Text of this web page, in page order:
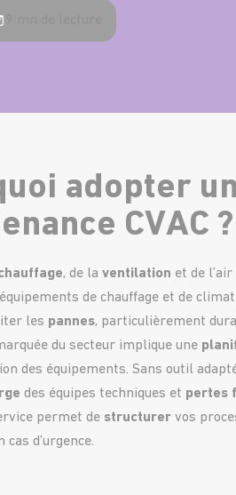
adopter
CVAC ?
, de la ventilation et de l’air
de chauffage et de
les pannes, particulièrement
du secteur implique une
des équipements. Sans outil
des équipes techniques et pertes
permet de structurer vos
cas d’urgence.